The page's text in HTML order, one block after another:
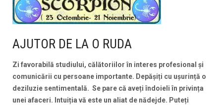
AJUTOR DE LA O RUDA
Zi favorabilă studiului, călătoriilor în interes profesional și
comunicării cu persoane importante. Depășiți cu ușurință o
deziluzie sentimentală. Se pare că aveți îndoieli în privința
unei afaceri. Intuiția vă este un aliat de nădejde. Puteți